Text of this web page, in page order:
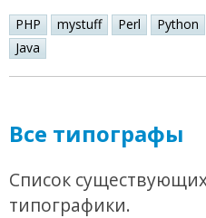
PHP mystuff Perl Python
Java
Все типографы
Список
типографики.